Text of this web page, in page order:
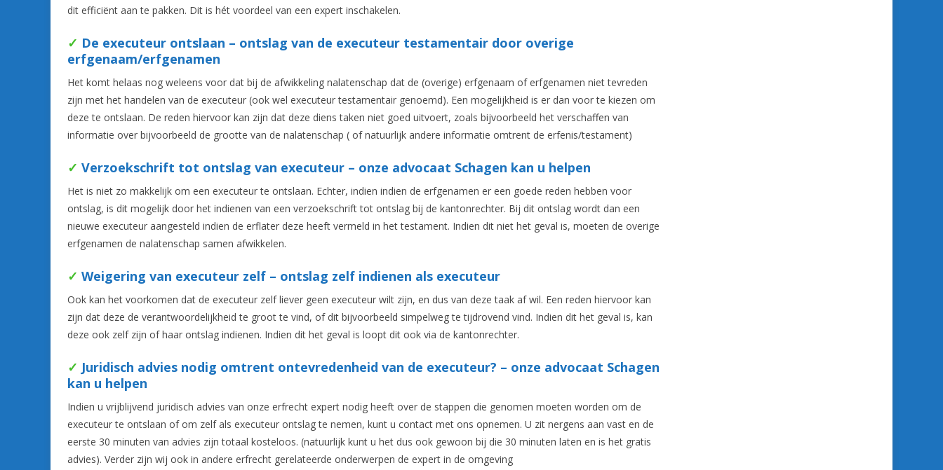
dit efficiënt aan te pakken. Dit is hét voordeel van een expert inschakelen.
✓ De executeur ontslaan – ontslag van de executeur testamentair door overige
erfgenaam/erfgenamen
Het komt helaas nog weleens voor dat bij de afwikkeling nalatenschap dat de (overige) erfgenaam of erfgenamen niet tevreden
zijn met het handelen van de executeur (ook wel executeur testamentair genoemd). Een mogelijkheid is er dan voor te kiezen om
deze te ontslaan. De reden hiervoor kan zijn dat deze diens taken niet goed uitvoert, zoals bijvoorbeeld het verschaffen van
informatie over bijvoorbeeld de grootte van de nalatenschap ( of natuurlijk andere informatie omtrent de erfenis/testament)
✓ Verzoekschrift tot ontslag van executeur – onze advocaat Schagen kan u helpen
Het is niet zo makkelijk om een executeur te ontslaan. Echter, indien indien de erfgenamen er een goede reden hebben voor
ontslag, is dit mogelijk door het indienen van een verzoekschrift tot ontslag bij de kantonrechter. Bij dit ontslag wordt dan een
nieuwe executeur aangesteld indien de erflater deze heeft vermeld in het testament. Indien dit niet het geval is, moeten de overige
erfgenamen de nalatenschap samen afwikkelen.
✓ Weigering van executeur zelf – ontslag zelf indienen als executeur
Ook kan het voorkomen dat de executeur zelf liever geen executeur wilt zijn, en dus van deze taak af wil. Een reden hiervoor kan
zijn dat deze de verantwoordelijkheid te groot te vind, of dit bijvoorbeeld simpelweg te tijdrovend vind. Indien dit het geval is, kan
deze ook zelf zijn of haar ontslag indienen. Indien dit het geval is loopt dit ook via de kantonrechter.
✓ Juridisch advies nodig omtrent ontevredenheid van de executeur? – onze advocaat Schagen
kan u helpen
Indien u vrijblijvend juridisch advies van onze erfrecht expert nodig heeft over de stappen die genomen moeten worden om de
executeur te ontslaan of om zelf als executeur ontslag te nemen, kunt u contact met ons opnemen. U zit nergens aan vast en de
eerste 30 minuten van advies zijn totaal kosteloos. (natuurlijk kunt u het dus ook gewoon bij die 30 minuten laten en is het gratis
advies). Verder zijn wij ook in andere erfrecht gerelateerde onderwerpen de expert in de omgeving